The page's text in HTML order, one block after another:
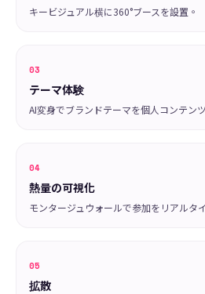
キービジュアル横に360°ブースを設置。
03
テーマ体験
AI変身でブランドテーマを個人コンテン
04
熱量の可視化
モンタージュウォールで参加をリアルタ
05
拡散